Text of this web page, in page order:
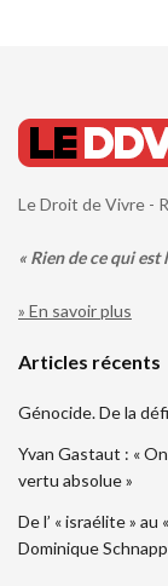
Le Droit de Vivre -
« Rien de ce qui
» En savoir plus
Articles récents
Génocide. De la
Yvan Gastaut : «
vertu absolue »
De l’ « israélite »
Dominique